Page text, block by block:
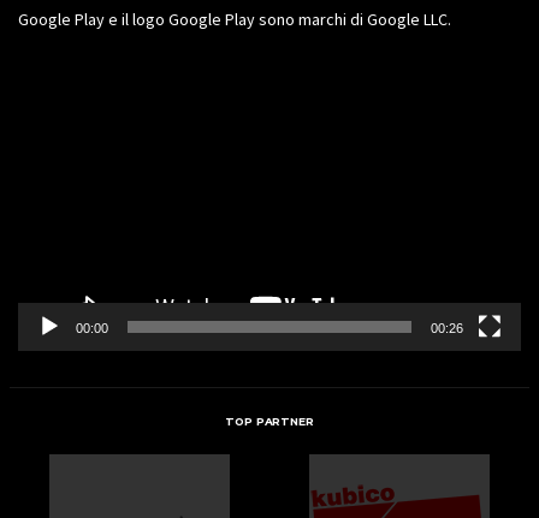
Google Play e il logo Google Play sono marchi di Google LLC.
00:00 00:26
TOP PARTNER